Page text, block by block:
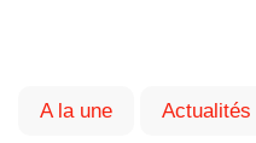
A la une Actualités